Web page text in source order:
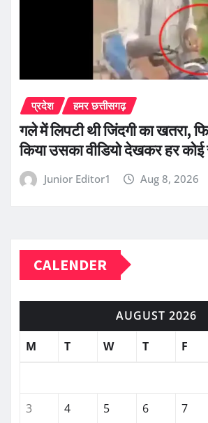
प्रदेश हमर छत्तीसगढ़
गले में लिपटी थी जिंदगी का खतरा,
किया उसका वीडियो देखकर हर कोई
Junior Editor1 Aug 8, 2026
CALENDER
AUGUST 2026
M
T W T F
3
4 5 6 7